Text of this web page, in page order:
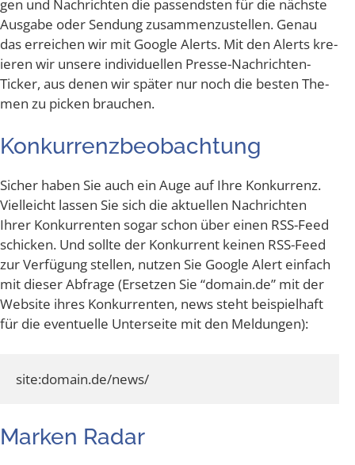
gen und Nach­rich­ten die pas­sends­ten für die nächs­te
Aus­ga­be oder Sen­dung zusam­men­zu­stel­len. Genau
das errei­chen wir mit Goog­le Alerts. Mit den Alerts kre­
ieren wir unse­re indi­vi­du­el­len Pres­se-Nach­rich­ten-
Ticker, aus denen wir spä­ter nur noch die bes­ten The­
men zu picken brauchen.
Kon­kur­renz­be­ob­ach­tung
Sicher haben Sie auch ein Auge auf Ihre Kon­kur­renz.
Viel­leicht las­sen Sie sich die aktu­el­len Nach­rich­ten
Ihrer Kon­kur­ren­ten sogar schon über einen RSS-Feed
schi­cken. Und soll­te der Kon­kur­rent kei­nen RSS-Feed
zur Ver­fü­gung stel­len, nut­zen Sie Goog­le Alert ein­fach
mit die­ser Abfra­ge (Erset­zen Sie “domain​.de” mit der
Web­site ihres Kon­kur­ren­ten, news steht bei­spiel­haft
für die even­tu­el­le Unter­sei­te mit den Meldungen):
Mar­ken Radar